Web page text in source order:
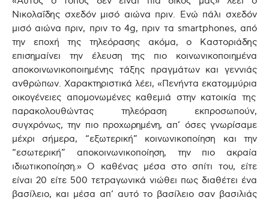
Νικολαΐδης σχεδόν μισό αιώνα πριν. Ενώ πάλι σχεδόν
μισό αιώνα πριν, πριν το 4g, πριν τα smartphones, από
την εποχή της τηλεόρασης ακόμα, ο Καστοριάδης
επισημαίνει την έλευση της πιο κοινωνικοποιημένα
αποκοινωνικοποιημένης τάξης πραγμάτων και γεννιάς
ανθρώπων. Χαρακτηριστικά λέει, «Πενήντα εκατομμύρια
οικογένειες απομονωμένες καθεμιά στην κατοικία της
παρακολουθώντας τηλεόραση εκπροσωπούν,
συγχρόνως, την πιο προχωρημένη, απ’ όσες γνωρίσαμε
μέχρι σήμερα, “εξωτερική” κοινωνικοποίηση και την
“εσωτερική” αποκοινωνικοποίηση, την πιο ακραία
ιδιωτικοποίηση.» Ο καθένας μέσα στο σπίτι του, είτε
είναι 20 είτε 500 τετραγωνικά νιώθει πως διαθέτει ένα
βασίλειο, και μέσα απ’ αυτό το βασίλειο σαν βασιλιάς